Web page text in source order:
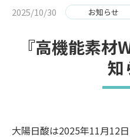
2025/10/30 お知らせ
『高機能素
知
大陽日酸は2025年11月12